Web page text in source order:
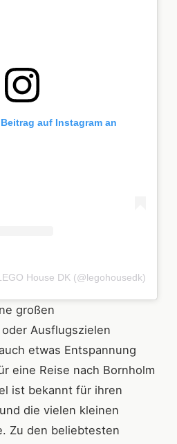
auf Instagram an
House DK (@legohousedk)
großen
Ausflugszielen
etwas Entspannung
eine Reise nach Bornholm
ist bekannt für ihren
die vielen kleinen
Zu den beliebtesten